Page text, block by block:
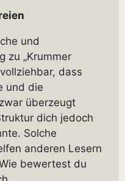
und
zu „Krummer
dass
und die
überzeugt
dich jedoch
Solche
anderen Lesern
bewertest du